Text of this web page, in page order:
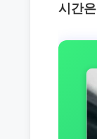
시간은